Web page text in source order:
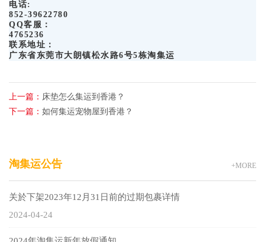
电话:
852-39622780
QQ客服：
4765236
联系地址：
广东省东莞市大朗镇松水路6号5栋淘集运
上一篇： 床垫怎么集运到香港？
下一篇： 如何集运宠物屋到香港？
淘集运公告 +MORE
关於下架2023年12月31日前的过期包裹详情
2024-04-24